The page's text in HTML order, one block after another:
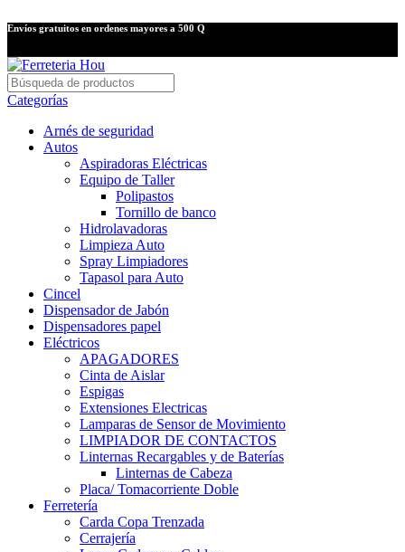
Envíos gratuitos en ordenes mayores a 500 Q
Categorías
Arnés de seguridad
Autos
Aspiradoras Eléctricas
Equipo de Taller
Polipastos
Tornillo de banco
Hidrolavadoras
Limpieza Auto
Spray Limpiadores
Tapasol para Auto
Cincel
Dispensador de Jabón
Dispensadores papel
Eléctricos
APAGADORES
Cinta de Aislar
Espigas
Extensiones Electricas
Lamparas de Sensor de Movimiento
LIMPIADOR DE CONTACTOS
Linternas Recargables y de Baterías
Linternas de Cabeza
Placa/ Tomacorriente Doble
Ferretería
Carda Copa Trenzada
Cerrajería